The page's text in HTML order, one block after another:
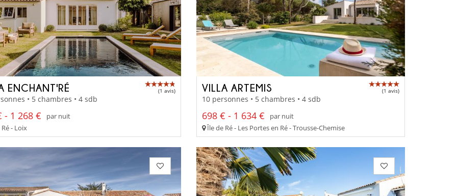
ENCHANT'RÉ (1 avis)
• 5 chambres • 4 sdb
- 1 268 €
par nuit
- Loix
VILLA ARTEMIS (1 avis)
10 personnes • 5 chambres • 4 sdb
698 € - 1 634 €
par nuit
Île de Ré - Les Portes en Ré - Trousse-Chemise